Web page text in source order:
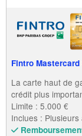
Fintro Mastercard
La carte haut de
crédit plus
Limite : 5.000 €
Inclues :